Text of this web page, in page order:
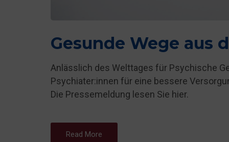
Gesunde Wege aus
Anlässlich des Welttages für Psychische
Psychiater:innen für eine bessere
Die Pressemeldung lesen Sie hier.
Read More